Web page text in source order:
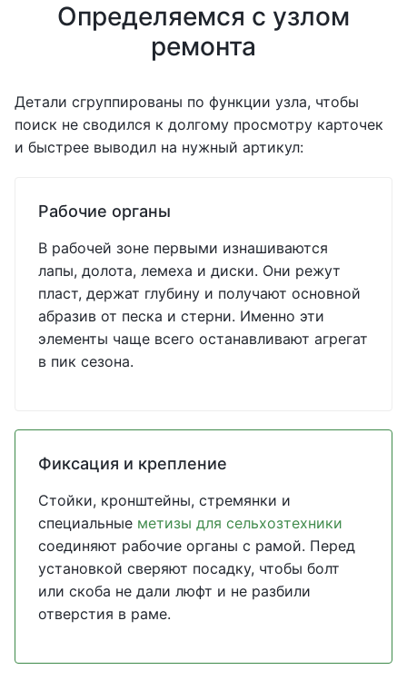
Определяемся с узлом
ремонта
Детали сгруппированы по функции узла, чтобы
поиск не сводился к долгому просмотру карточек
и быстрее выводил на нужный артикул:
Рабочие органы
В рабочей зоне первыми изнашиваются
лапы, долота, лемеха и диски. Они режут
пласт, держат глубину и получают основной
абразив от песка и стерни. Именно эти
элементы чаще всего останавливают агрегат
в пик сезона.
Фиксация и крепление
Стойки, кронштейны, стремянки и
специальные метизы для сельхозтехники
соединяют рабочие органы с рамой. Перед
установкой сверяют посадку, чтобы болт
или скоба не дали люфт и не разбили
отверстия в раме.